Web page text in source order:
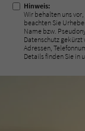
Hinweis:
Wir behalten uns
beachten Sie
Name bzw.
Datenschutz
Adressen,
Details finden Sie in